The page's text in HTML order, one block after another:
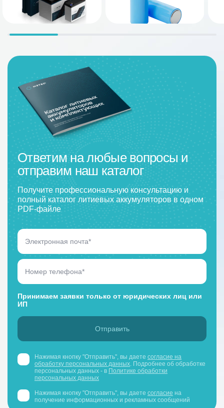
Ответим на любые вопросы и
отправим наш каталог
Получите профессиональную консультацию и
полный каталог литиевых аккумуляторов в одном
PDF-файле
Принимаем заявки только от юридических лиц или
ИП
Нажимая кнопку "Отправить", вы даете согласие на
обработку персональных данных . Подробнее об обработке
персональных данных - в Политике обработки
персональных данных
Нажимая кнопку "Отправить", вы даете согласие на
получение информационных и рекламных сообщений